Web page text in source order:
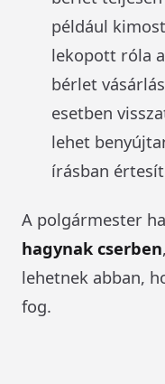
például
lekopott róla
bérlet
esetben
lehet
írásban
A polgármester
hagynak cserben
lehetnek abban,
fog.